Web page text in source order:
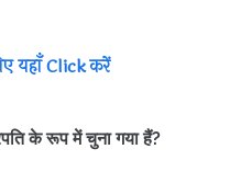
यहाँ Click करें
के रूप में चुना गया हैं?